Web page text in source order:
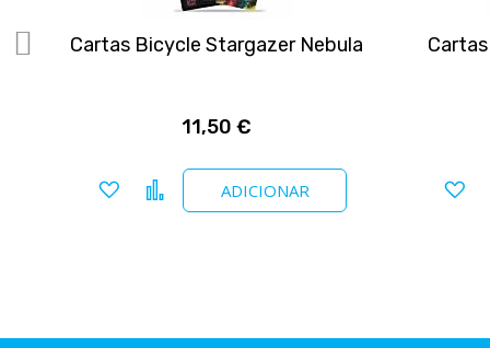
Cartas Bicycle Stargazer Nebula
11,50 €
ADICIONAR
Adicionar a favoritos
Comparar